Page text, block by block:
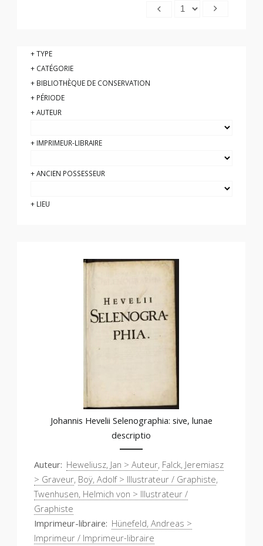
Johannis Hevelii Selenographia: sive, lunae
descriptio
Auteur Heweliusz, Jan > Auteur, Falck, Jeremiasz
> Graveur, Boÿ, Adolf > Illustrateur / Graphiste,
Twenhusen, Helmich von > Illustrateur /
Graphiste
Imprimeur-libraire Hünefeld, Andreas >
Imprimeur / Imprimeur-libraire
TYPE
CATÉGORIE
BIBLIOTHÈQUE DE CONSERVATION
PÉRIODE
AUTEUR
IMPRIMEUR-LIBRAIRE
ANCIEN POSSESSEUR
LIEU